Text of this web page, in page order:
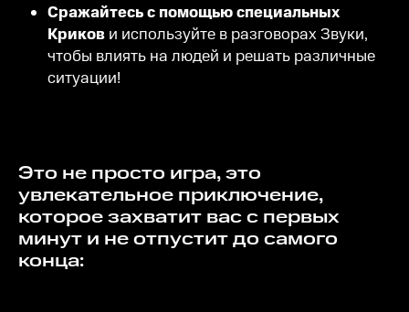
Сражайтесь с помощью специальных
Криков и используйте в разговорах Звуки,
чтобы влиять на людей и решать различные
ситуации!
Это не просто игра, это
увлекательное приключение,
которое захватит вас с первых
минут и не отпустит до самого
конца: